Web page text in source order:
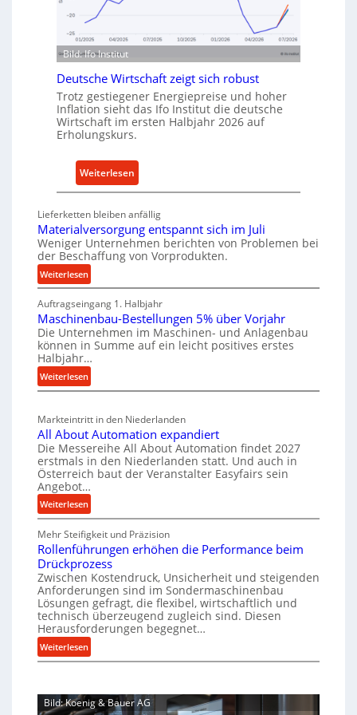
r
i
e
-
r
s
t
z
t
i
l
e
n
n
ü
r
n
a
c
h
a
l
t
i
g
e
W
z
e
b
a
u
p
r
o
s
s
Bild: Ifo Institut
Deutsche Wirtschaft zeigt sich robust
Trotz gestiegener Energiepreise und hoher
Inflation sieht das Ifo Institut die deutsche
Wirtschaft im ersten Halbjahr 2026 auf
Erholungskurs.
Weiterlesen:
D
u
t
s
h
e
W
s
h
a
f
t
i
g
t
s
i
c
h
o
u
s
Lieferketten bleiben anfällig
Materialversorgung entspannt sich im Juli
Weniger Unternehmen berichten von Problemen bei
der Beschaffung von Vorprodukten.
Weiterlesen:
M
a
t
e
r
i
a
l
e
r
s
o
g
u
n
g
e
n
t
s
p
a
n
s
Auftragseingang 1. Halbjahr
Maschinenbau-Bestellungen 5% über Vorjahr
Die Unternehmen im Maschinen- und Anlagenbau
können in Summe auf ein leicht positives erstes
Halbjahr…
Weiterlesen:
M
s
c
h
i
n
e
n
a
u
B
e
s
t
e
l
u
n
Markteintritt in den Niederlanden
All About Automation expandiert
Die Messereihe All About Automation findet 2027
erstmals in den Niederlanden statt. Und auch in
Österreich baut der Veranstalter Easyfairs sein
Angebot…
Weiterlesen:
A
l
l
A
b
o
u
t
A
u
m
Mehr Steifigkeit und Präzision
Rollenführungen erhöhen die Performance beim
Drückprozess
Zwischen Kostendruck, Unsicherheit und steigenden
Anforderungen sind im Sondermaschinenbau
Lösungen gefragt, die flexibel, wirtschaftlich und
technisch überzeugend zugleich sind. Diesen
Herausforderungen begegnet…
Weiterlesen:
R
l
Bild: Koenig & Bauer AG